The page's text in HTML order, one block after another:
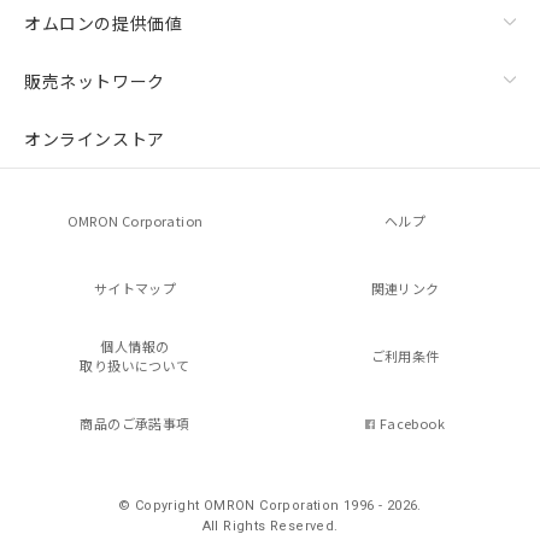
オムロンの提供価値
販売ネットワーク
オンラインストア
OMRON Corporation ヘルプ
サイトマップ 関連リンク
個人情報の
取り扱いについて
ご利用条件
商品のご承諾事項 Facebook
© Copyright OMRON Corporation 1996 - 2026.
All Rights Reserved.